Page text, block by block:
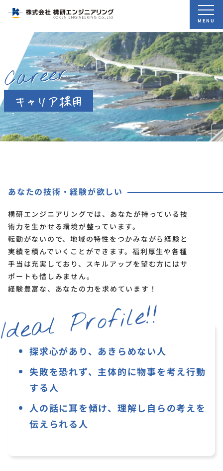
MENU
Career
あなたの技術・経験が欲しい
構研エンジニアリングでは、あなたが持っている技
術力を生かせる環境が整っています。
転勤がないので、地域の特性をつかみながら経験と
実績を積んでいくことができます。福利厚生や各種
手当は充実しており、スキルアップを望む方にはサ
ポートも惜しみません。
経験豊富な、あなたの力を求めています！
探求心があり、あきらめない人
失敗を恐れず、主体的に物事を考え行動
する人
人の話に耳を傾け、理解し自らの考えを
伝えられる人
Profile!!